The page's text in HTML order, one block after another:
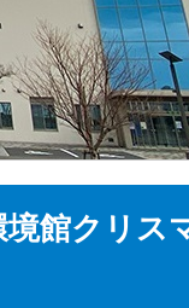
館クリス